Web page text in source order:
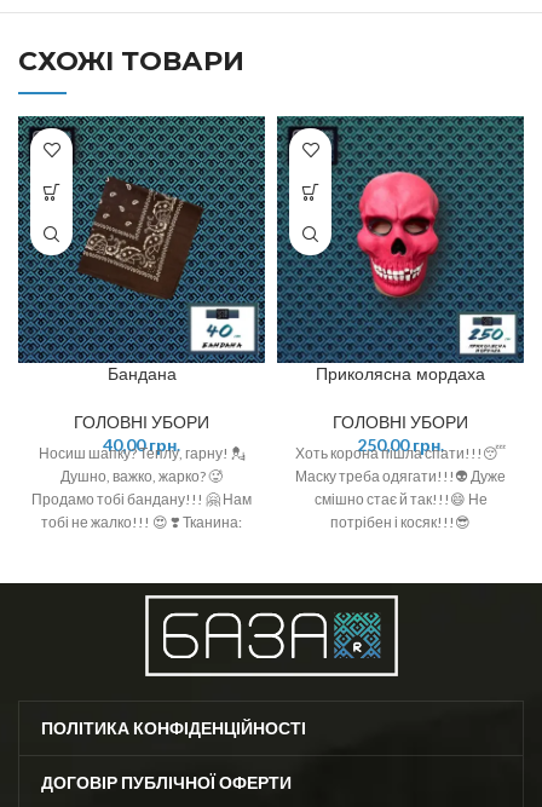
СХОЖІ ТОВАРИ
Бандана
ГОЛОВНІ УБОРИ
40,00грн.
Носиш шапку? Теплу, гарну! 💂
Душно, важко, жарко? 🥵
Продамо тобі бандану!!! 🤗 Нам
тобі не жалко!!! 😍 ❣️ Тканина:
Приколясна мордаха
ГОЛОВНІ УБОРИ
250,00грн.
Хоть корона пішла спати!!!😴
Маску треба одягати!!!👽 Дуже
смішно стає й так!!!😄 Не
потрібен і косяк!!!😎
ПОЛІТИКА КОНФІДЕНЦІЙНОСТІ
ДОГОВІР ПУБЛІЧНОЇ ОФЕРТИ